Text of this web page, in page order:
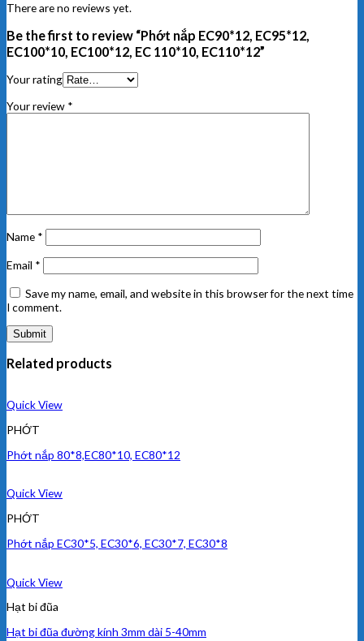
There are no reviews yet.
Be the first to review “Phớt nắp EC90*12, EC95*12,
EC100*10, EC100*12, EC 110*10, EC110*12”
Your rating
Your review *
Name *
Email *
Save my name, email, and website in this browser for the next time
I comment.
Related products
Quick View
PHỚT
Phớt nắp 80*8,EC80*10, EC80*12
Quick View
PHỚT
Phớt nắp EC30*5, EC30*6, EC30*7, EC30*8
Quick View
Hạt bi đũa
Hạt bi đũa đường kính 3mm dài 5-40mm